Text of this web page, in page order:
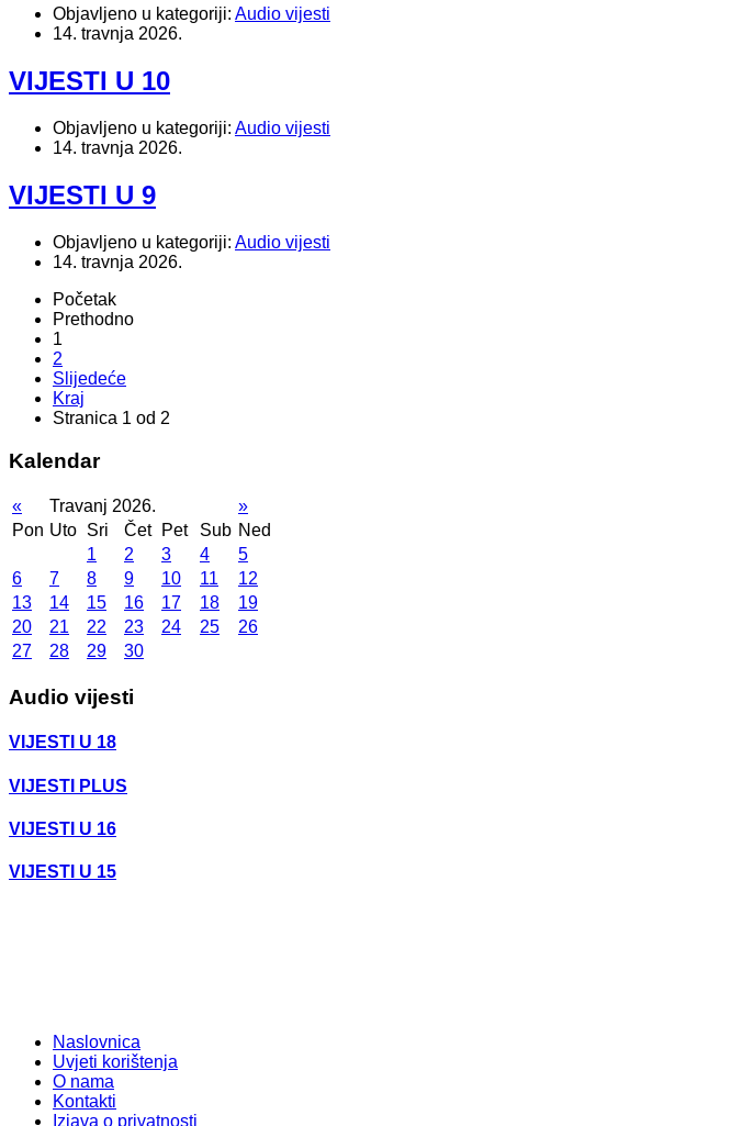
Objavljeno u kategoriji: Audio vijesti
14. travnja 2026.
VIJESTI U 10
Objavljeno u kategoriji: Audio vijesti
14. travnja 2026.
VIJESTI U 9
Objavljeno u kategoriji: Audio vijesti
14. travnja 2026.
Početak
Prethodno
1
2
Slijedeće
Kraj
Stranica 1 od 2
Kalendar
« Travanj 2026.
»
Pon Uto Sri Čet Pet Sub Ned
1
2 3 4
5
6
7 8 9 10 11
12
13
14 15 16 17 18
19
20
21 22 23 24 25
26
27
28 29 30
Audio vijesti
VIJESTI U 18
VIJESTI PLUS
VIJESTI U 16
VIJESTI U 15
Naslovnica
Uvjeti korištenja
O nama
Kontakti
Izjava o privatnosti